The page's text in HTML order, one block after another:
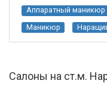
Аппаратный маникюр
Маникюр
Салоны на ст.м.